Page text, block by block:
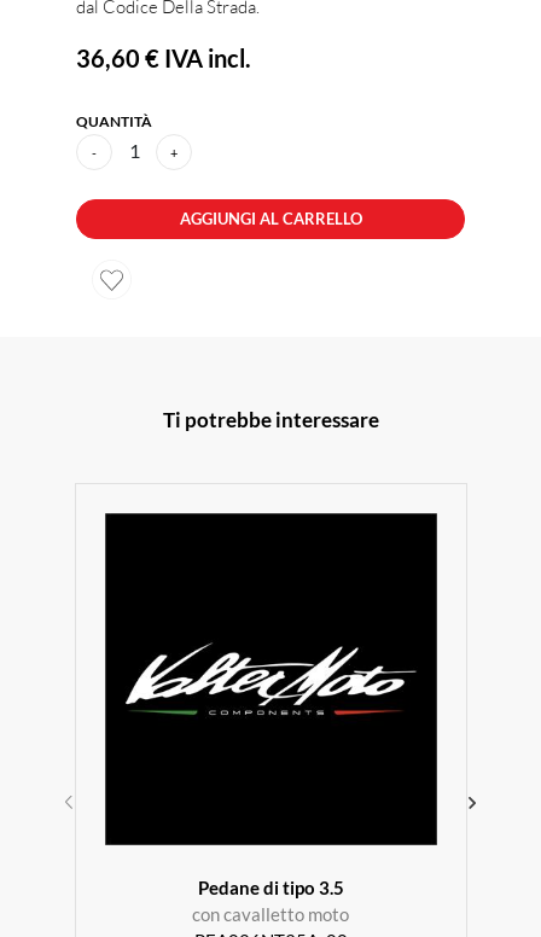
dal Codice Della Strada.
36,60 € IVA incl.
QUANTITÀ
- 1 +
AGGIUNGI AL CARRELLO
Ti potrebbe interessare
Pedane di tipo 3.5
con cavalletto moto